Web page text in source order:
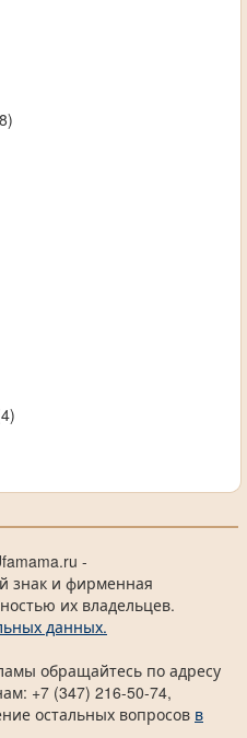
-
знак и фирменная
их владельцев.
данных.
обращайтесь по адресу
+7 (347) 216-50-74,
остальных вопросов в